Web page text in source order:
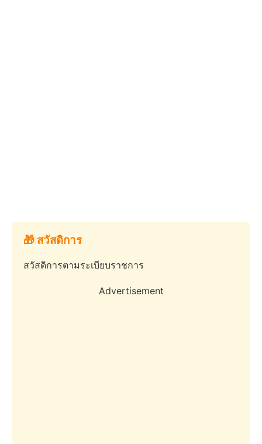
🎁 สวัสดิการ
สวัสดิการตามระเบียบราชการ
Advertisement